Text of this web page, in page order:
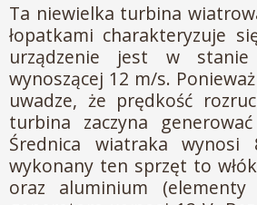
Ta niewielka turbina
łopatkami charakteryzuje
urządzenie jest w
wynoszącej 12 m/s.
uwadze, że prędkość
turbina zaczyna
Średnica wiatraka
wykonany ten sprzęt to
oraz aluminium (elementy